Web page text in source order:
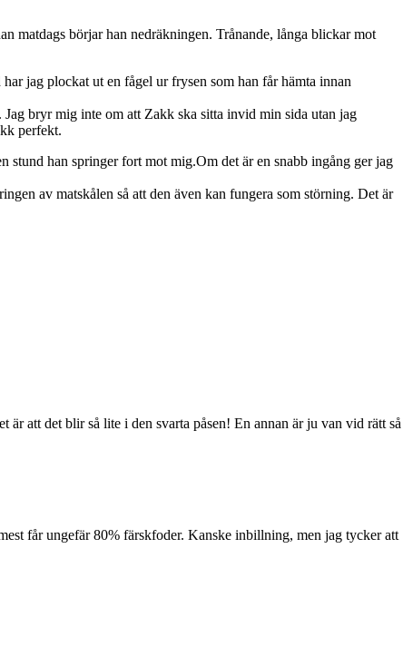
matdags börjar han nedräkningen. Trånande, långa blickar mot
jag plockat ut en fågel ur frysen som han får hämta innan
bryr mig inte om att Zakk ska sitta invid min sida utan jag
perfekt.
stund han springer fort mot mig.Om det är en snabb ingång ger jag
av matskålen så att den även kan fungera som störning. Det är
att det blir så lite i den svarta påsen! En annan är ju van vid rätt så
får ungefär 80% färskfoder. Kanske inbillning, men jag tycker att